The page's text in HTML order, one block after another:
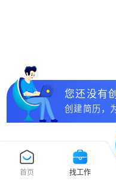
首页 找工作
您还没有
创建简历，